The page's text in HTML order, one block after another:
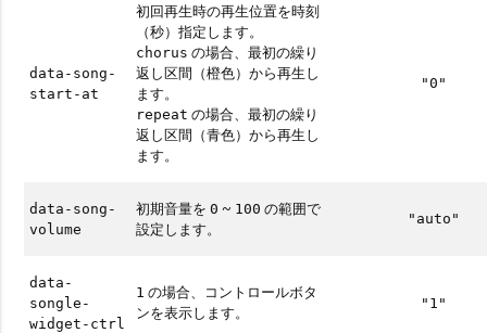
data-song-
start-at
初回再生時の再生位置を時刻
（秒）指定します。
chorus の場合、最初の繰り
返し区間（橙色）から再生し
ます。
repeat の場合、最初の繰り
返し区間（青色）から再生し
ます。
"0"
data-song-
volume
初期音量を0 ~ 100 の範囲で
設定します。
"auto"
data-
songle-
widget-ctrl
1 の場合、コントロールボタ
ンを表示します。
"1"